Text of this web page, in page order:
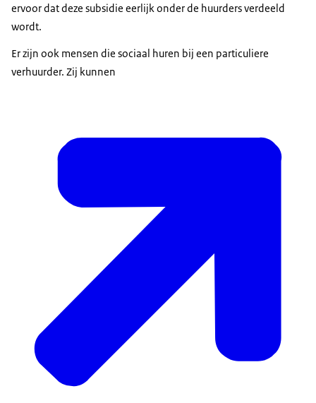
ervoor dat deze subsidie eerlijk onder de huurders verdeeld
wordt.
Er zijn ook mensen die sociaal huren bij een particuliere
verhuurder. Zij kunnen